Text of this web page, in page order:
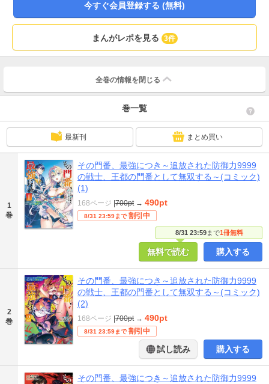
今すぐ会員登録する (無料)
まんがレポを見る 3件
全巻の情報を 閉じる
巻一覧
最新刊 まとめ買い
1
巻
その門番、最強につき～追放された防御力9999
の戦士、王都の門番として無双する～(コミック)
(1)
8/31 23:59まで1冊無料
168ページ 700pt → 490pt
8/31 23:59まで 割引中
無料で読む 購入する
2
巻
その門番、最強につき～追放された防御力9999
の戦士、王都の門番として無双する～(コミック)
(2)
168ページ 700pt → 490pt
8/31 23:59まで 割引中
試し読み 購入する
その門番、最強につき～追放された防御力9999